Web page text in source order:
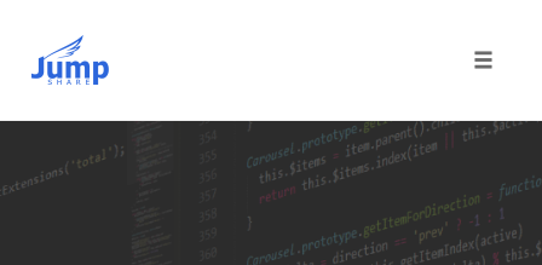
content